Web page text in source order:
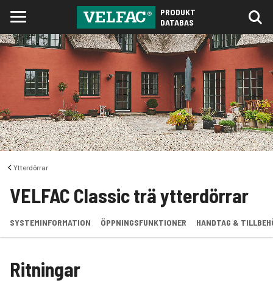
PRODUKT
DATABAS
Ytterdörrar
VELFAC Classic trä ytterdörrar
SYSTEMINFORMATION ÖPPNINGSFUNKTIONER HANDTAG &
Ritningar